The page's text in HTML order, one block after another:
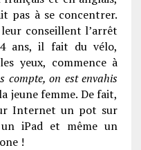
pas à se concentrer.
conseillent l’arrêt
4 ans, il fait du vélo,
yeux, commence à
compte, on est envahis
jeune femme. De fait,
Internet un pot sur
iPad et même un
!